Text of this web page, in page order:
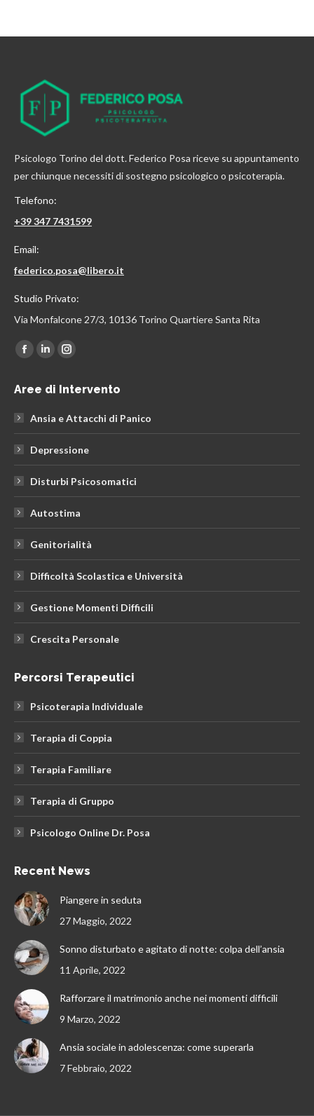
Psicologo Torino del dott. Federico Posa riceve su appuntamento
per chiunque necessiti di sostegno psicologico o psicoterapia.
Telefono:
+39 347 7431599
Email:
federico.posa@libero.it
Studio Privato:
Via Monfalcone 27/3, 10136 Torino Quartiere Santa Rita
Find us on:
Facebook
opens
in
window
Linkedin
opens
window
Instagram
opens
window
Aree di Intervento
Ansia e Attacchi di Panico
Depressione
Disturbi Psicosomatici
Autostima
Genitorialità
Difficoltà Scolastica e Università
Gestione Momenti Difficili
Crescita Personale
Percorsi Terapeutici
Psicoterapia Individuale
Terapia di Coppia
Terapia Familiare
Terapia di Gruppo
Psicologo Online Dr. Posa
Recent News
Piangere in seduta
27 Maggio, 2022
Sonno disturbato e agitato di notte: colpa dell’ansia
11 Aprile, 2022
Rafforzare il matrimonio anche nei momenti difficili
9 Marzo, 2022
Ansia sociale in adolescenza: come superarla
7 Febbraio, 2022